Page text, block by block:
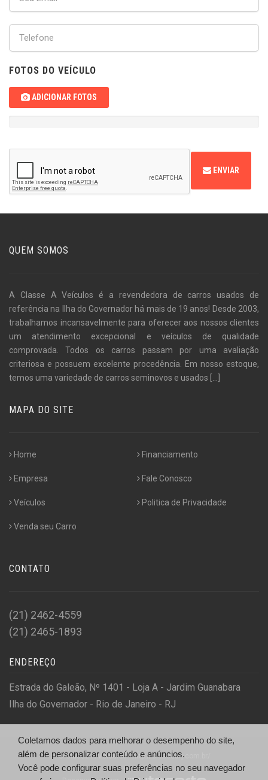
FOTOS DO VEÍCULO
ADICIONAR FOTOS
ENVIAR
QUEM SOMOS
A Classe A Veículos é a revendedora de carros usados de
referência na Ilha do Governador há mais de 19 anos! Desde 2003,
trabalhamos incansavelmente para oferecer aos nossos clientes
um atendimento excepcional e veículos de qualidade
comprovada. Todos os carros passam por uma avaliação
criteriosa e possuem excelente procedência. Em nosso estoque,
temos uma variedade de carros seminovos e usados
MAPA DO SITE
Home
Empresa
Veículos
Venda seu Carro
Financiamento
Fale Conosco
Politica de Privacidade
CONTATO
(21) 2462-4559
(21) 2465-1893
ENDEREÇO
Estrada do Galeão, Nº 1401 - Loja A - Jardim Guanabara
Ilha do Governador - Rio de Janeiro - RJ
© Classe A Veículos - http://classearj.com.br/
Coletamos dados para melhorar o desempenho do site,
além de personalizar conteúdo e anúncios.
Você pode configurar suas preferências no seu navegador